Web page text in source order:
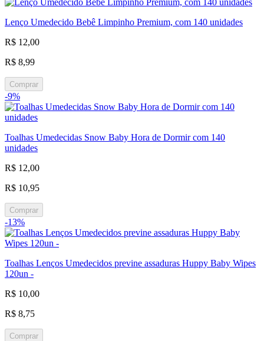
Lenço Umedecido Bebê Limpinho Premium, com 140 unidades
R$ 12,00
R$ 8,99
Comprar
-9%
Toalhas Umedecidas Snow Baby Hora de Dormir com 140
unidades
R$ 12,00
R$ 10,95
Comprar
-13%
Toalhas Lenços Umedecidos previne assaduras Huppy Baby Wipes
120un -
R$ 10,00
R$ 8,75
Comprar